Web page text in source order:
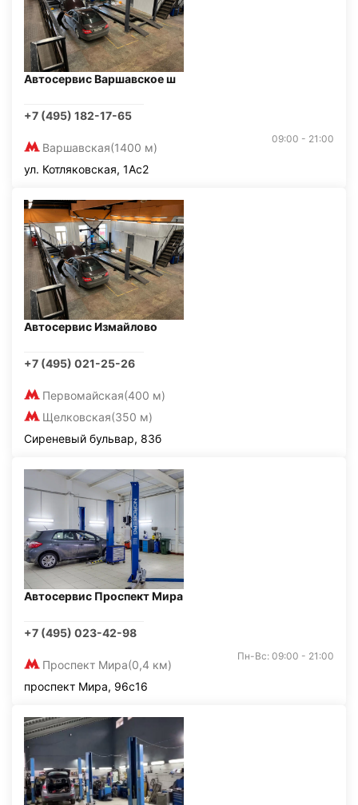
Автосервис Варшавское ш
+7 (495) 182-17-65
Варшавская(1400 м)
09:00 - 21:00
ул. Котляковская, 1Ас2
Автосервис Измайлово
+7 (495) 021-25-26
Первомайская(400 м)
Щелковская(350 м)
Сиреневый бульвар, 83б
Автосервис Проспект Мира
+7 (495) 023-42-98
Проспект Мира(0,4 км)
Пн-Вс: 09:00 - 21:00
проспект Мира, 96с16